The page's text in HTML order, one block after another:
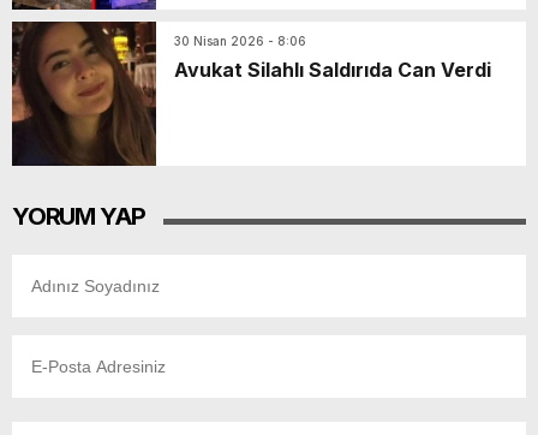
30 Nisan 2026 - 8:06
Avukat Silahlı Saldırıda Can Verdi
YORUM YAP